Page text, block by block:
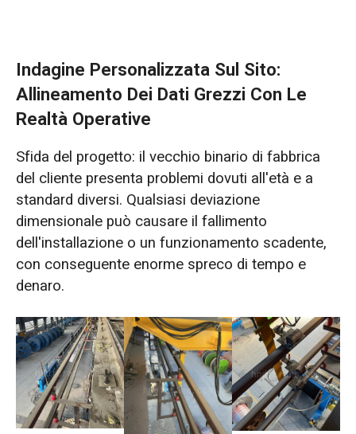
Indagine Personalizzata Sul Sito:
Allineamento Dei Dati Grezzi Con Le
Realtà Operative
Sfida del progetto: il vecchio binario di fabbrica
del cliente presenta problemi dovuti all'età e a
standard diversi. Qualsiasi deviazione
dimensionale può causare il fallimento
dell'installazione o un funzionamento scadente,
con conseguente enorme spreco di tempo e
denaro.